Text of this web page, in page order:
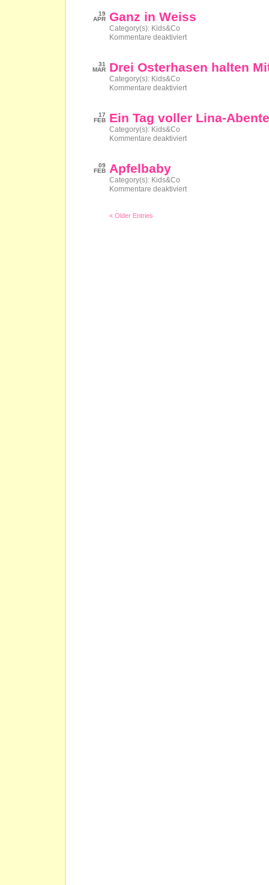
19
APR
Ganz in Weiss
Category(s): Kids&Co
Kommentare deaktiviertfür
31
MAR
Drei Osterhasen halten
Category(s): Kids&Co
Kommentare deaktiviertfür
Mittagsschlaf
17
FEB
Ein Tag voller Lina-
Category(s): Kids&Co
Kommentare deaktiviertfür
09
FEB
Apfelbaby
Category(s): Kids&Co
Kommentare deaktiviertfür
« Older Entries